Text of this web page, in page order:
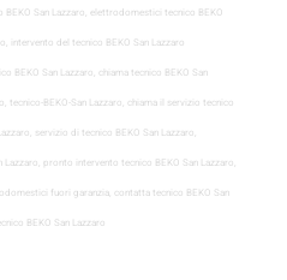
BEKO San Lazzaro, elettrodomestici tecnico BEKO
intervento del tecnico BEKO San Lazzaro
BEKO San Lazzaro, chiama tecnico BEKO San
tecnico-BEKO-San Lazzaro, chiama il servizio tecnico
servizio di tecnico BEKO San Lazzaro,
pronto intervento tecnico BEKO San Lazzaro,
fuori garanzia, contatta tecnico BEKO San
BEKO San Lazzaro